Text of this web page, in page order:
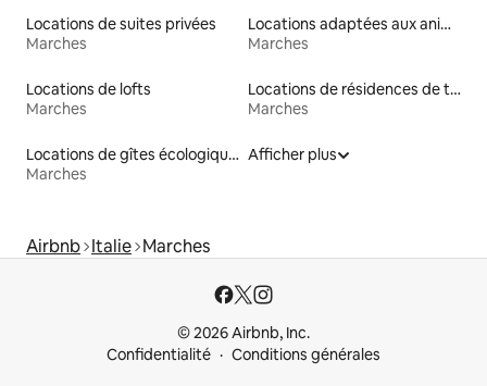
Locations de suites privées
Marches
Locations adaptées aux animaux
Marches
Locations de lofts
Marches
Locations de résidences de tourisme
Marches
Locations de gîtes écologiques
Marches
Afficher plus
Airbnb Italie Marches
© 2026 Airbnb, Inc.
Confidentialité
Conditions générales